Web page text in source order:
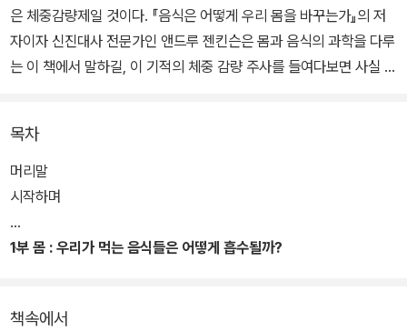
은 체중감량제일 것이다. 『음식은 어떻게 우리 몸을 바꾸는가』의 저
자이자 신진대사 전문가인 앤드루 젠킨슨은 몸과 음식의 과학을 다루
는 이 책에서 말하길, 이 기적의 체중 감량 주사를 들여다보면 사실 처
과 음식의 관계는 제대로 된 인식과 의지로 해결할 수밖에 없다고 말
한다.
과 음식에 대한 과학 이야기는 건강에 관심 있는 사람이라면 일상에
책을 충실하면서도 친절하게 설명하고 있다.
목차
머리말
시작하며
1부 몸 : 우리가 먹는 음식들은 어떻게 흡수될까?
책속에서